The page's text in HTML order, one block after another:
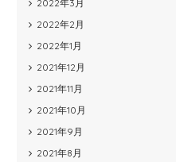
2022年3月
2022年2月
2022年1月
2021年12月
2021年11月
2021年10月
2021年9月
2021年8月